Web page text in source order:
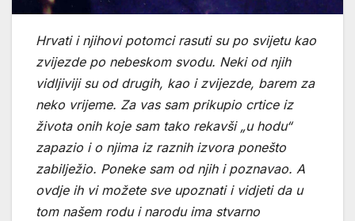
Hrvati i njihovi potomci rasuti su po svijetu kao
zvijezde po nebeskom svodu. Neki od njih
vidljiviji su od drugih, kao i zvijezde, barem za
neko vrijeme. Za vas sam prikupio crtice iz
života onih koje sam tako rekavši „u hodu“
zapazio i o njima iz raznih izvora ponešto
zabilježio. Poneke sam od njih i poznavao. A
ovdje ih vi možete sve upoznati i vidjeti da u
tom našem rodu i narodu ima stvarno